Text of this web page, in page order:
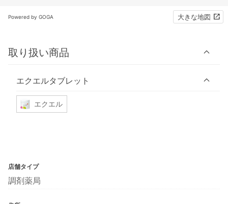
Powered by GOGA 大きな地図
取り扱い商品
エクエルタブレット
エクエル
店舗タイプ
調剤薬局